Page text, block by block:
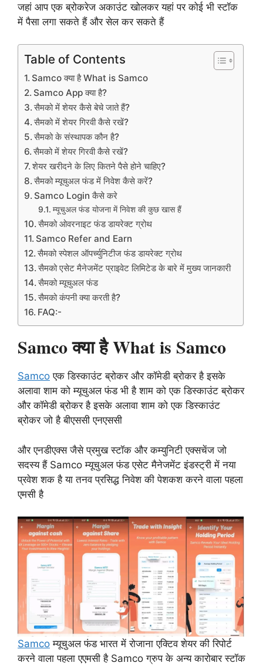
जहां आप एक ब्रोकरेज अकाउंट खोलकर यहां पर कोई भी स्टॉक
में पैसा लगा सकते हैं और सेल कर सकते हैं
Table of Contents
Samco क्या है What is Samco
Samco App क्या है?
सैमको में शेयर कैसे बेचे जाते हैं?
सैमको में शेयर गिरवी कैसे रखें?
सैमको के संस्थापक कौन है?
सैमको में शेयर गिरवी कैसे रखें?
शेयर खरीदने के लिए कितने पैसे होने चाहिए?
सैमको म्यूचुअल फंड में निवेश कैसे करें?
Samco Login कैसे करे
म्यूचुअल फंड योजना में निवेश की कुछ खास हैं
सैमको ओवरनाइट फंड डायरेक्ट ग्रोथ
Samco Refer and Earn
सैमको स्पेशल ऑपर्च्युनिटीज फंड डायरेक्ट ग्रोथ
सैमको एसेट मैनेजमेंट प्राइवेट लिमिटेड के बारे में मुख्य जानकारी
सैमको म्यूचुअल फंड
सैमको कंपनी क्या करती है?
FAQ:-
Samco क्या है What is Samco
Samco एक डिस्काउंट ब्रोकर और कॉमेडी ब्रोकर है इसके
अलावा शाम को म्यूचुअल फंड भी है शाम को एक डिस्काउंट ब्रोकर
और कॉमेडी ब्रोकर है इसके अलावा शाम को एक डिस्काउंट
ब्रोकर जो है बीएससी एनएससी
और एनडीएक्स जैसे प्रमुख स्टॉक और कम्युनिटी एक्सचेंज जो
सदस्य हैं Samco म्यूचुअल फंड एसेट मैनेजमेंट इंडस्ट्री में नया
प्रवेश शक है या तनव प्रसिद्ध निवेश की पेशकश करने वाला पहला
एमसी है
Samco म्यूचुअल फंड भारत में रोजाना एक्टिव शेयर की रिपोर्ट
करने वाला पहला एएमसी है Samco ग्रुप के अन्य कारोबार स्टॉक